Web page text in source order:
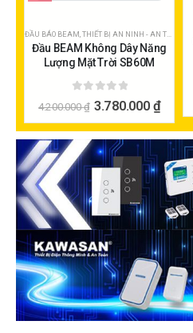
ĐẦU BÁO BEAM THIẾT BỊ AN NINH - AN TOÀN
Đầu BEAM Không Dây Năng
Lượng Mặt Trời SB60M
ngoài 5
4.200.000₫ 3.780.000 ₫